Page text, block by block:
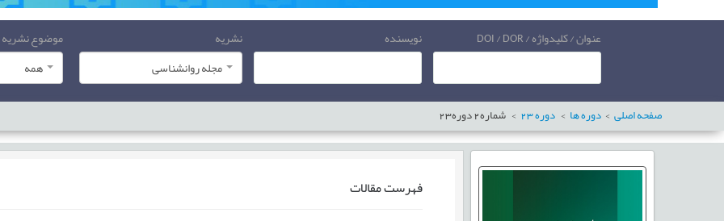
عنوان / کلیدواژه / DOI / DOR نویسنده
نشریه
مجله روانشناسی
موضوع نشریه
همه
صفحه اصلی دوره ها دوره شماره2دوره23
فهرست مقالات